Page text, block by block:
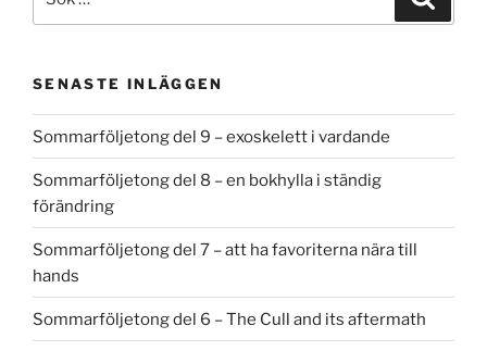
efter:
SENASTE INLÄGGEN
Sommarföljetong del 9 – exoskelett i vardande
Sommarföljetong del 8 – en bokhylla i ständig
förändring
Sommarföljetong del 7 – att ha favoriterna nära till
hands
Sommarföljetong del 6 – The Cull and its aftermath